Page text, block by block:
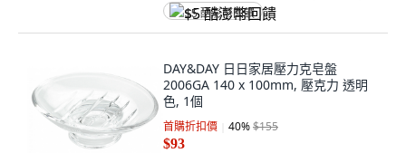
$5 酷澎幣回饋
DAY&DAY 日日家居壓力克皂盤
2006GA 140 x 100mm, 壓克力 透明
色, 1個
首購折扣價 40%$155
$93